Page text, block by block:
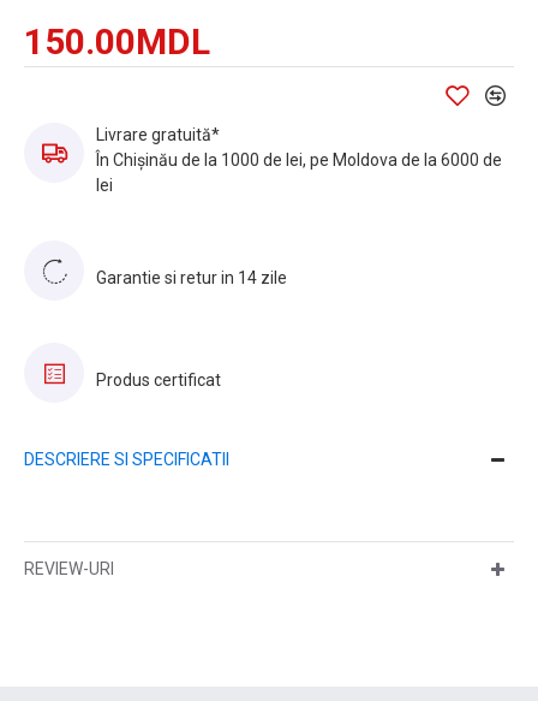
150.00MDL
Livrare gratuită*
În Chișinău de la 1000 de lei, pe Moldova de la 6000 de
lei
Garantie si retur in 14 zile
Produs certificat
DESCRIERE SI SPECIFICATII
REVIEW-URI